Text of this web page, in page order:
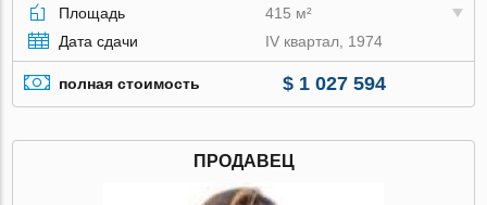
Площадь
415 м²
Дата сдачи
IV квартал, 1974
полная стоимость $ 1 027 594
ПРОДАВЕЦ